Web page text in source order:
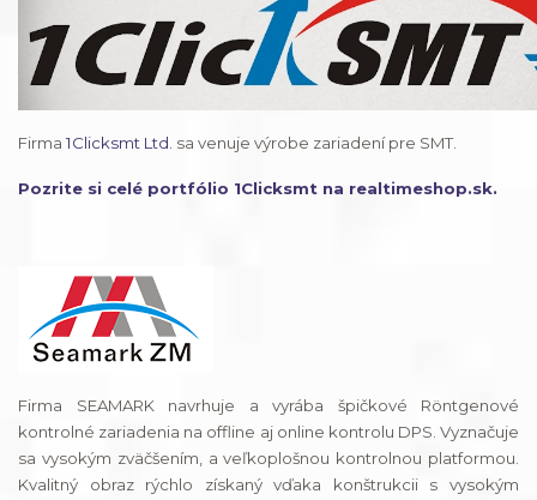
Firma 1Clicksmt Ltd. sa venuje výrobe zariadení pre SMT.
Pozrite si celé portfólio 1Clicksmt na realtimeshop.sk.
Firma SEAMARK navrhuje a vyrába špičkové Röntgenové
kontrolné zariadenia na offline aj online kontrolu DPS. Vyznačuje
sa vysokým zväčšením, a veľkoplošnou kontrolnou platformou.
Kvalitný obraz rýchlo získaný vďaka konštrukcii s vysokým